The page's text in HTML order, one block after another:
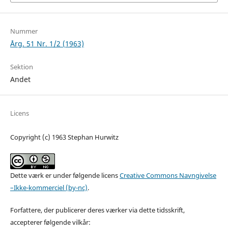
Nummer
Årg. 51 Nr. 1/2 (1963)
Sektion
Andet
Licens
Copyright (c) 1963 Stephan Hurwitz
Dette værk er under følgende licensCreative Commons Navngivelse
–Ikke-kommerciel (by-nc).
Forfattere, der publicerer deres værker via dette tidsskrift,
accepterer følgende vilkår: